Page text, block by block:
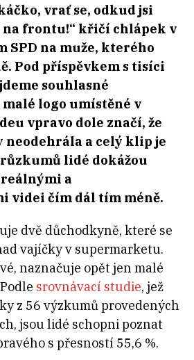
vrať se, odkud jsi
na frontu!“ křičí chlápek v
SPD na muže, kterého
Pod příspěvkem s tisíci
souhlasné
logo umístěné v
vpravo dole značí, že
neodehrála a celý klip je
lidé dokážou
a
videi čím dál tím méně.
dvě důchodkyně, které se
vajíčky v supermarketu.
naznačuje opět jen malé
srovnávací studie, jež
z 56 výzkumů provedených
jsou lidé schopni poznat
s přesností 55,6 %.